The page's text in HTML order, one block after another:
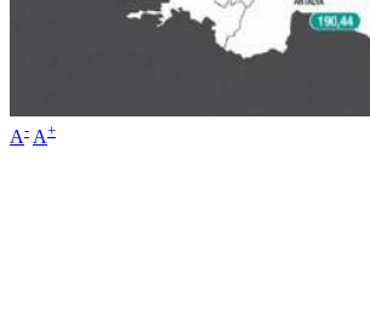
A- A+